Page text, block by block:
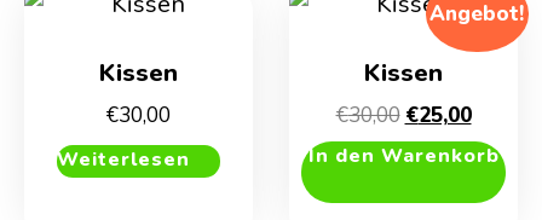
Kissen
€30,00
Weiterlesen
Angebot!
Kissen
€30,00
Preis
€30,00
€25,00
Preis
€25,00.
In den Warenkorb